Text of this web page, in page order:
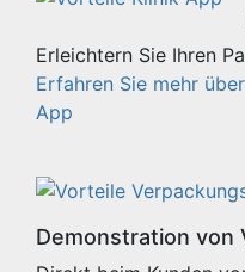
Erleichtern Sie Ihren
Erfahren Sie mehr
App
Demonstration von